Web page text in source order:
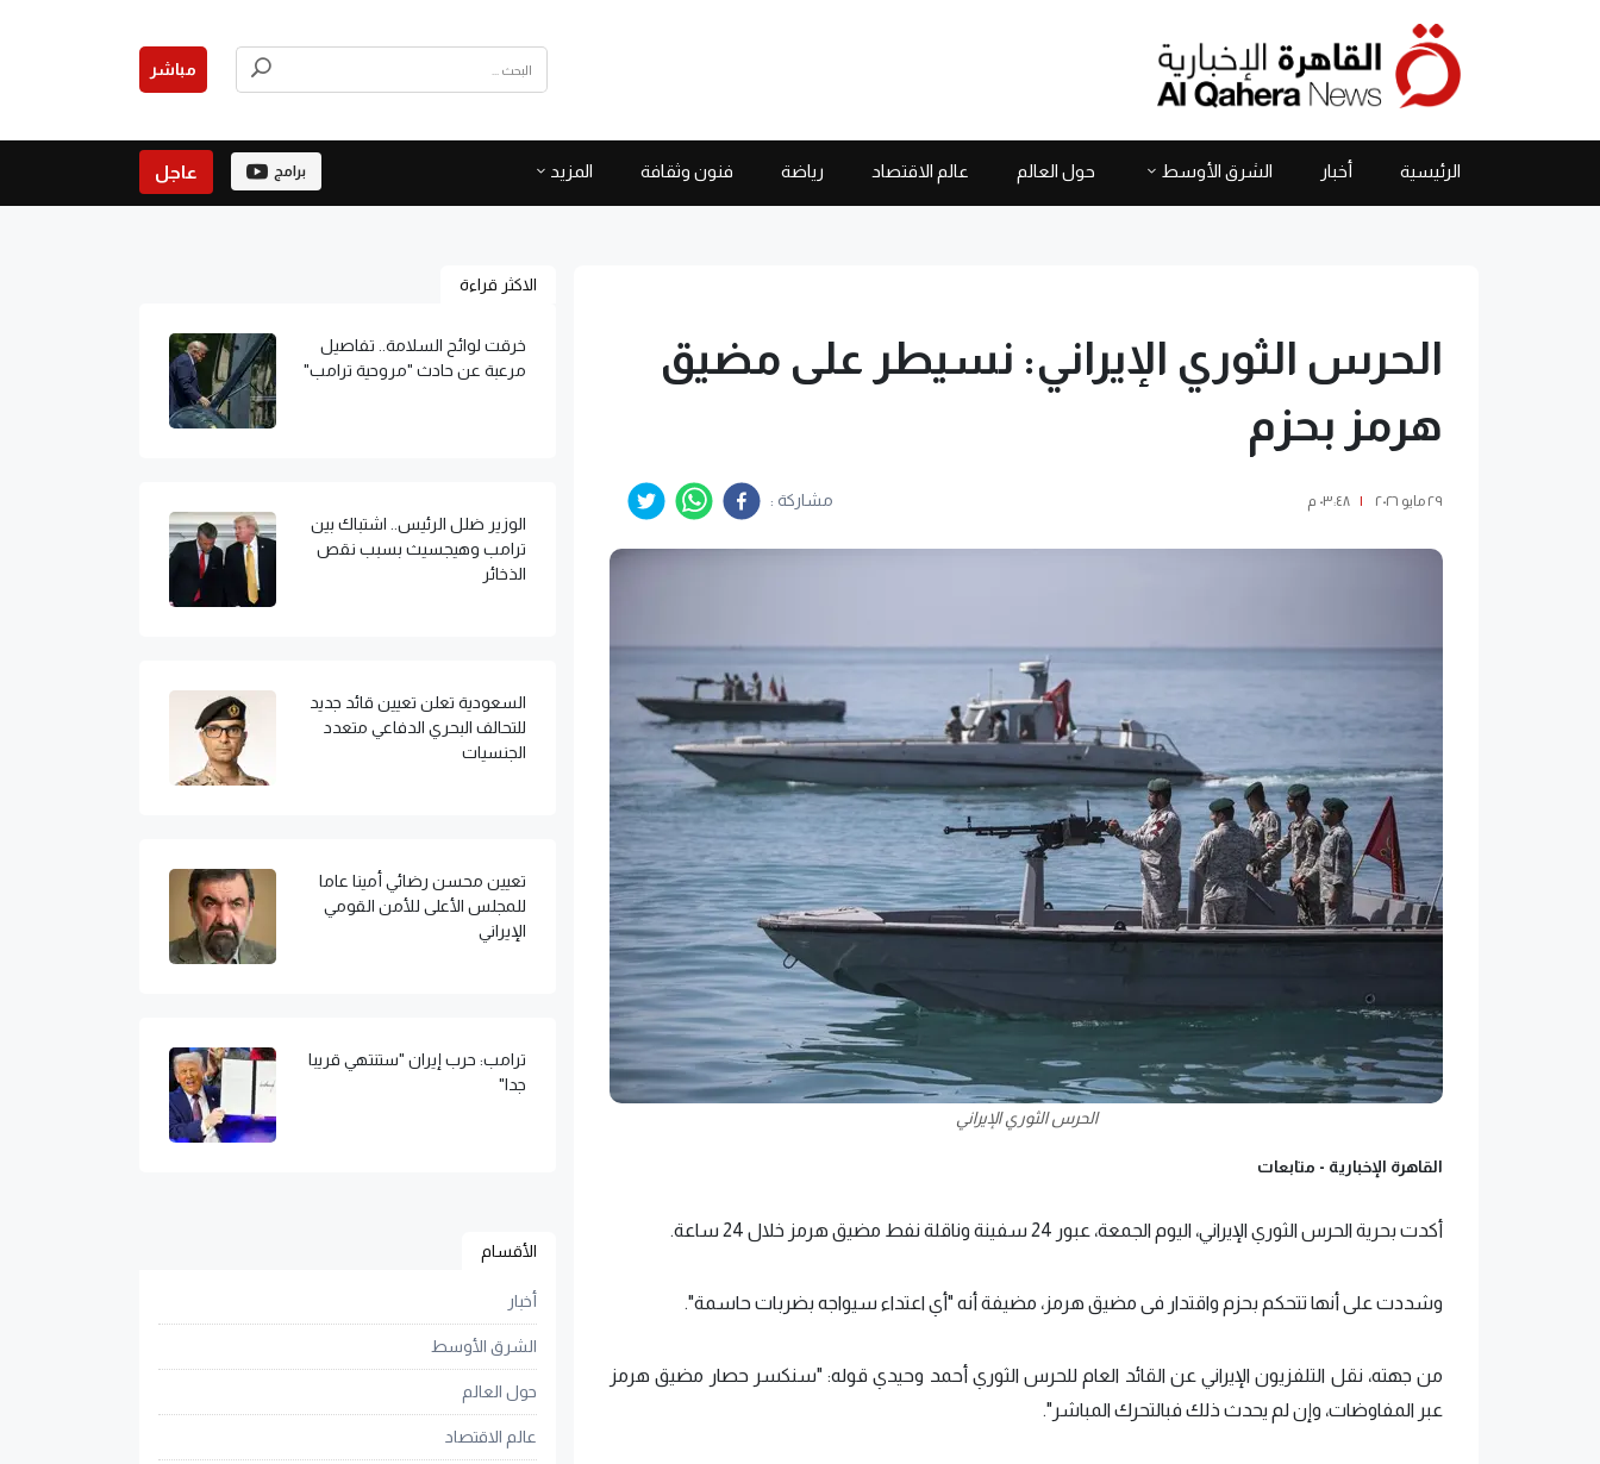
مباشر
الرئيسية أخبار الشرق الأوسط حول العالم عالم الاقتصاد رياضة فنون وثقافة المزيد برامج عاجل
الحرس الثوري الإيراني: نسيطر على مضيق
هرمز بحزم
٢٩ مايو ٢٠٢٦ | ٠٣:٤٨ م مشاركة :
الحرس الثوري الإيراني
القاهرة الإخبارية - متابعات
أكدت بحرية ​الحرس الثوري الإيراني​، اليوم الجمعة، عبور 24 سفينة وناقلة نفط مضيق هرمز خلال 24 ساعة.
وشددت على أنها تتحكم بحزم واقتدار فى مضيق هرمز، مضيفة أنه "أي اعتداء سيواجه بضربات حاسمة".
من جهته، نقل التلفزيون الإيراني عن القائد العام للحرس الثوري أحمد وحيدي قوله: "سنكسر حصار مضيق هرمز
عبر المفاوضات، وإن لم يحدث ذلك فبالتحرك المباشر".
الاكثر قراءة
خرقت لوائح السلامة.. تفاصيل
مرعبة عن حادث "مروحية ترامب"
الوزير ضلل الرئيس.. اشتباك بين
ترامب وهيجسيث بسبب نقص
الذخائر
السعودية تعلن تعيين قائد جديد
للتحالف البحري الدفاعي متعدد
الجنسيات
تعيين محسن رضائي أمينا عاما
للمجلس الأعلى للأمن القومي
الإيراني
ترامب: حرب إيران "ستنتهي قريبا
جدا"
الأقسام
أخبار
الشرق الأوسط
حول العالم
عالم الاقتصاد